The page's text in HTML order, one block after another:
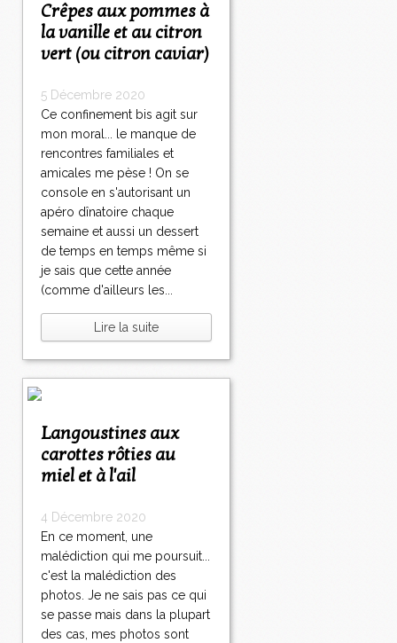
Crêpes aux pommes à
la vanille et au citron
vert (ou citron caviar)
5 Décembre 2020
Ce confinement bis agit sur
mon moral... le manque de
rencontres familiales et
amicales me pèse ! On se
console en s'autorisant un
apéro dînatoire chaque
semaine et aussi un dessert
de temps en temps même si
je sais que cette année
(comme d'ailleurs les...
Lire la suite
Langoustines aux
carottes rôties au
miel et à l'ail
4 Décembre 2020
En ce moment, une
malédiction qui me poursuit...
c'est la malédiction des
photos. Je ne sais pas ce qui
se passe mais dans la plupart
des cas, mes photos sont